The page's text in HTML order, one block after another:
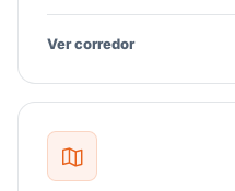
Ver corredor